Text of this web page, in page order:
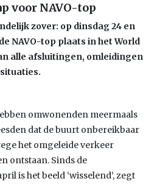
voor NAVO-top
zover: op dinsdag 24 en
NAVO-top plaats in het World
alle afsluitingen, omleidingen
omwonenden meermaals
dat de buurt onbereikbaar
het omgeleide verkeer
ontstaan. Sinds de
is het beeld ‘wisselend’, zegt